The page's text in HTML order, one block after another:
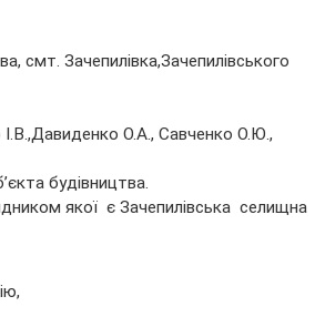
смт. Зачепилівка,Зачепилівського
О.А., Савченко О.Ю.,
будівництва.
якої є Зачепилівська селищна